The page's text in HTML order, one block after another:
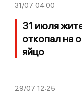
31/07 04:00
31 июля
откопал на
яйцо
29/07 12:25